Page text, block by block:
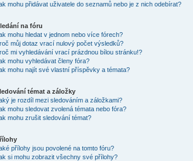
mohu přidávat uživatele do seznamů nebo je z nich odebírat?
na fóru
mohu hledat v jednom nebo více fórech?
můj dotaz vrací nulový počet výsledků?
mi vyhledávání vrací prázdnou bílou stránku!?
mohu vyhledávat členy fóra?
mohu najít své vlastní příspěvky a témata?
témat a záložky
je rozdíl mezi sledováním a záložkami?
mohu sledovat zvolená témata nebo fóra?
mohu zrušit sledování témat?
přílohy jsou povolené na tomto fóru?
si mohu zobrazit všechny své přílohy?